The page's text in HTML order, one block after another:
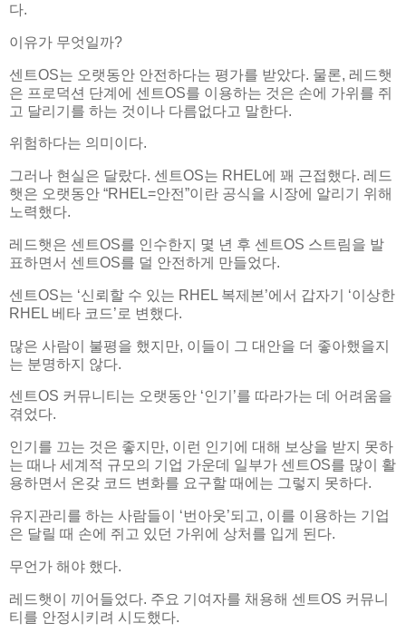
다.
이유가 무엇일까?
센트OS는 오랫동안 안전하다는 평가를 받았다. 물론, 레드햇
은 프로덕션 단계에 센트OS를 이용하는 것은 손에 가위를 쥐
고 달리기를 하는 것이나 다름없다고 말한다.
위험하다는 의미이다.
그러나 현실은 달랐다. 센트OS는 RHEL에 꽤 근접했다. 레드
햇은 오랫동안 “RHEL=안전”이란 공식을 시장에 알리기 위해
노력했다.
레드햇은 센트OS를 인수한지 몇 년 후 센트OS 스트림을 발
표하면서 센트OS를 덜 안전하게 만들었다.
센트OS는 ‘신뢰할 수 있는 RHEL 복제본’에서 갑자기 ‘이상한
RHEL 베타 코드’로 변했다.
많은 사람이 불평을 했지만, 이들이 그 대안을 더 좋아했을지
는 분명하지 않다.
센트OS 커뮤니티는 오랫동안 ‘인기’를 따라가는 데 어려움을
겪었다.
인기를 끄는 것은 좋지만, 이런 인기에 대해 보상을 받지 못하
는 때나 세계적 규모의 기업 가운데 일부가 센트OS를 많이 활
용하면서 온갖 코드 변화를 요구할 때에는 그렇지 못하다.
유지관리를 하는 사람들이 ‘번아웃’되고, 이를 이용하는 기업
은 달릴 때 손에 쥐고 있던 가위에 상처를 입게 된다.
무언가 해야 했다.
레드햇이 끼어들었다. 주요 기여자를 채용해 센트OS 커뮤니
티를 안정시키려 시도했다.